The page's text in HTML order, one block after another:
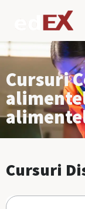
Cursuri
Cursuri